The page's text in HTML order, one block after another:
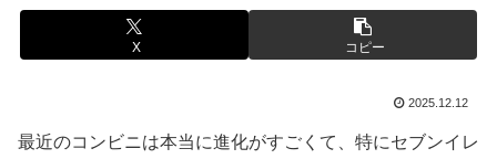
X コピー
2025.12.12
最近のコンビニは本当に進化がすごくて、特にセブンイレ